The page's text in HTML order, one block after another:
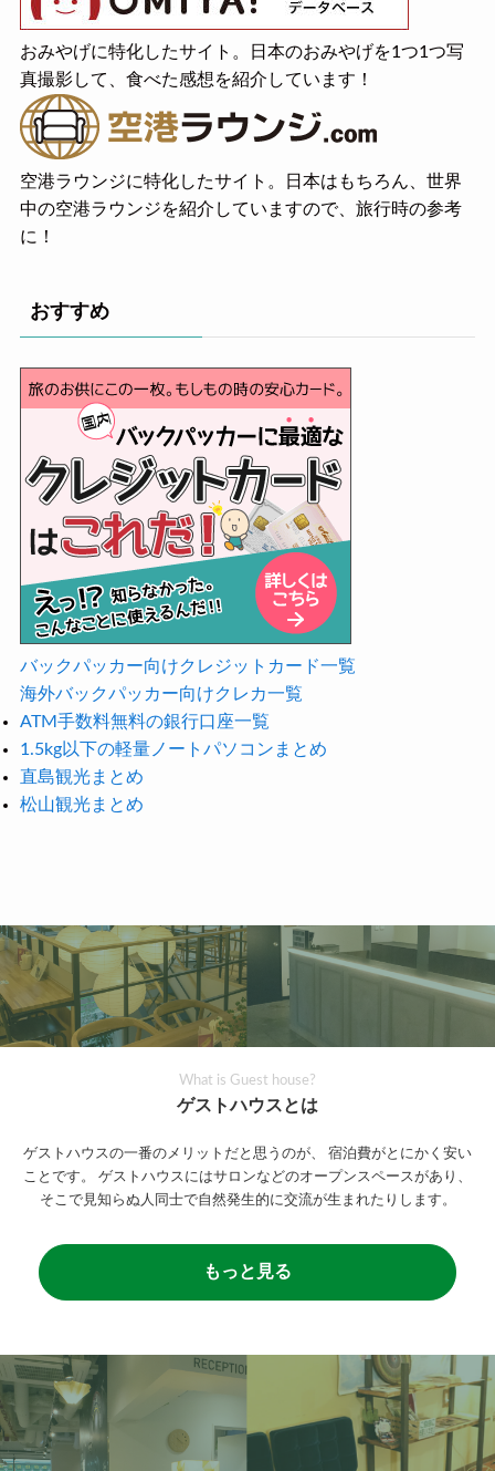
おみやげに特化したサイト。日本のおみやげを1つ1つ写
真撮影して、食べた感想を紹介しています！
空港ラウンジに特化したサイト。日本はもちろん、世界
中の空港ラウンジを紹介していますので、旅行時の参考
に！
おすすめ
バックパッカー向けクレジットカード一覧
海外バックパッカー向けクレカ一覧
ATM手数料無料の銀行口座一覧
1.5kg以下の軽量ノートパソコンまとめ
直島観光まとめ
松山観光まとめ
What is Guest house?
ゲストハウスとは
ゲストハウスの一番のメリットだと思うのが、
宿泊費がとにかく安い
ことです。
ゲストハウスにはサロンなどのオープンスペースがあり、
そこで見知らぬ人同士で自然発生的に交流が生まれたりします。
もっと見る